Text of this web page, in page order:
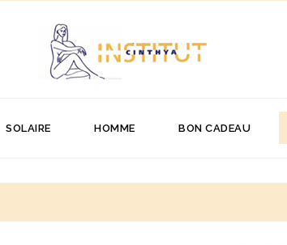
SOLAIRE HOMME BON CADEAU